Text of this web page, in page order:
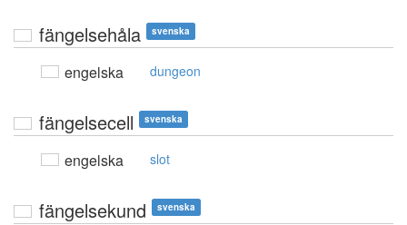
fängelsehåla svenska
engelska dungeon
fängelsecell svenska
engelska slot
fängelsekund svenska